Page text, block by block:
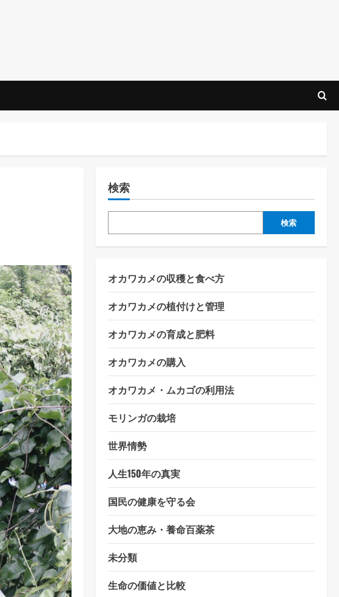
検索
検索
オカワカメの収穫と食べ方
オカワカメの植付けと管理
オカワカメの育成と肥料
オカワカメの購入
オカワカメ・ムカゴの利用法
モリンガの栽培
世界情勢
人生150年の真実
国民の健康を守る会
大地の恵み・養命百薬茶
未分類
生命の価値と比較